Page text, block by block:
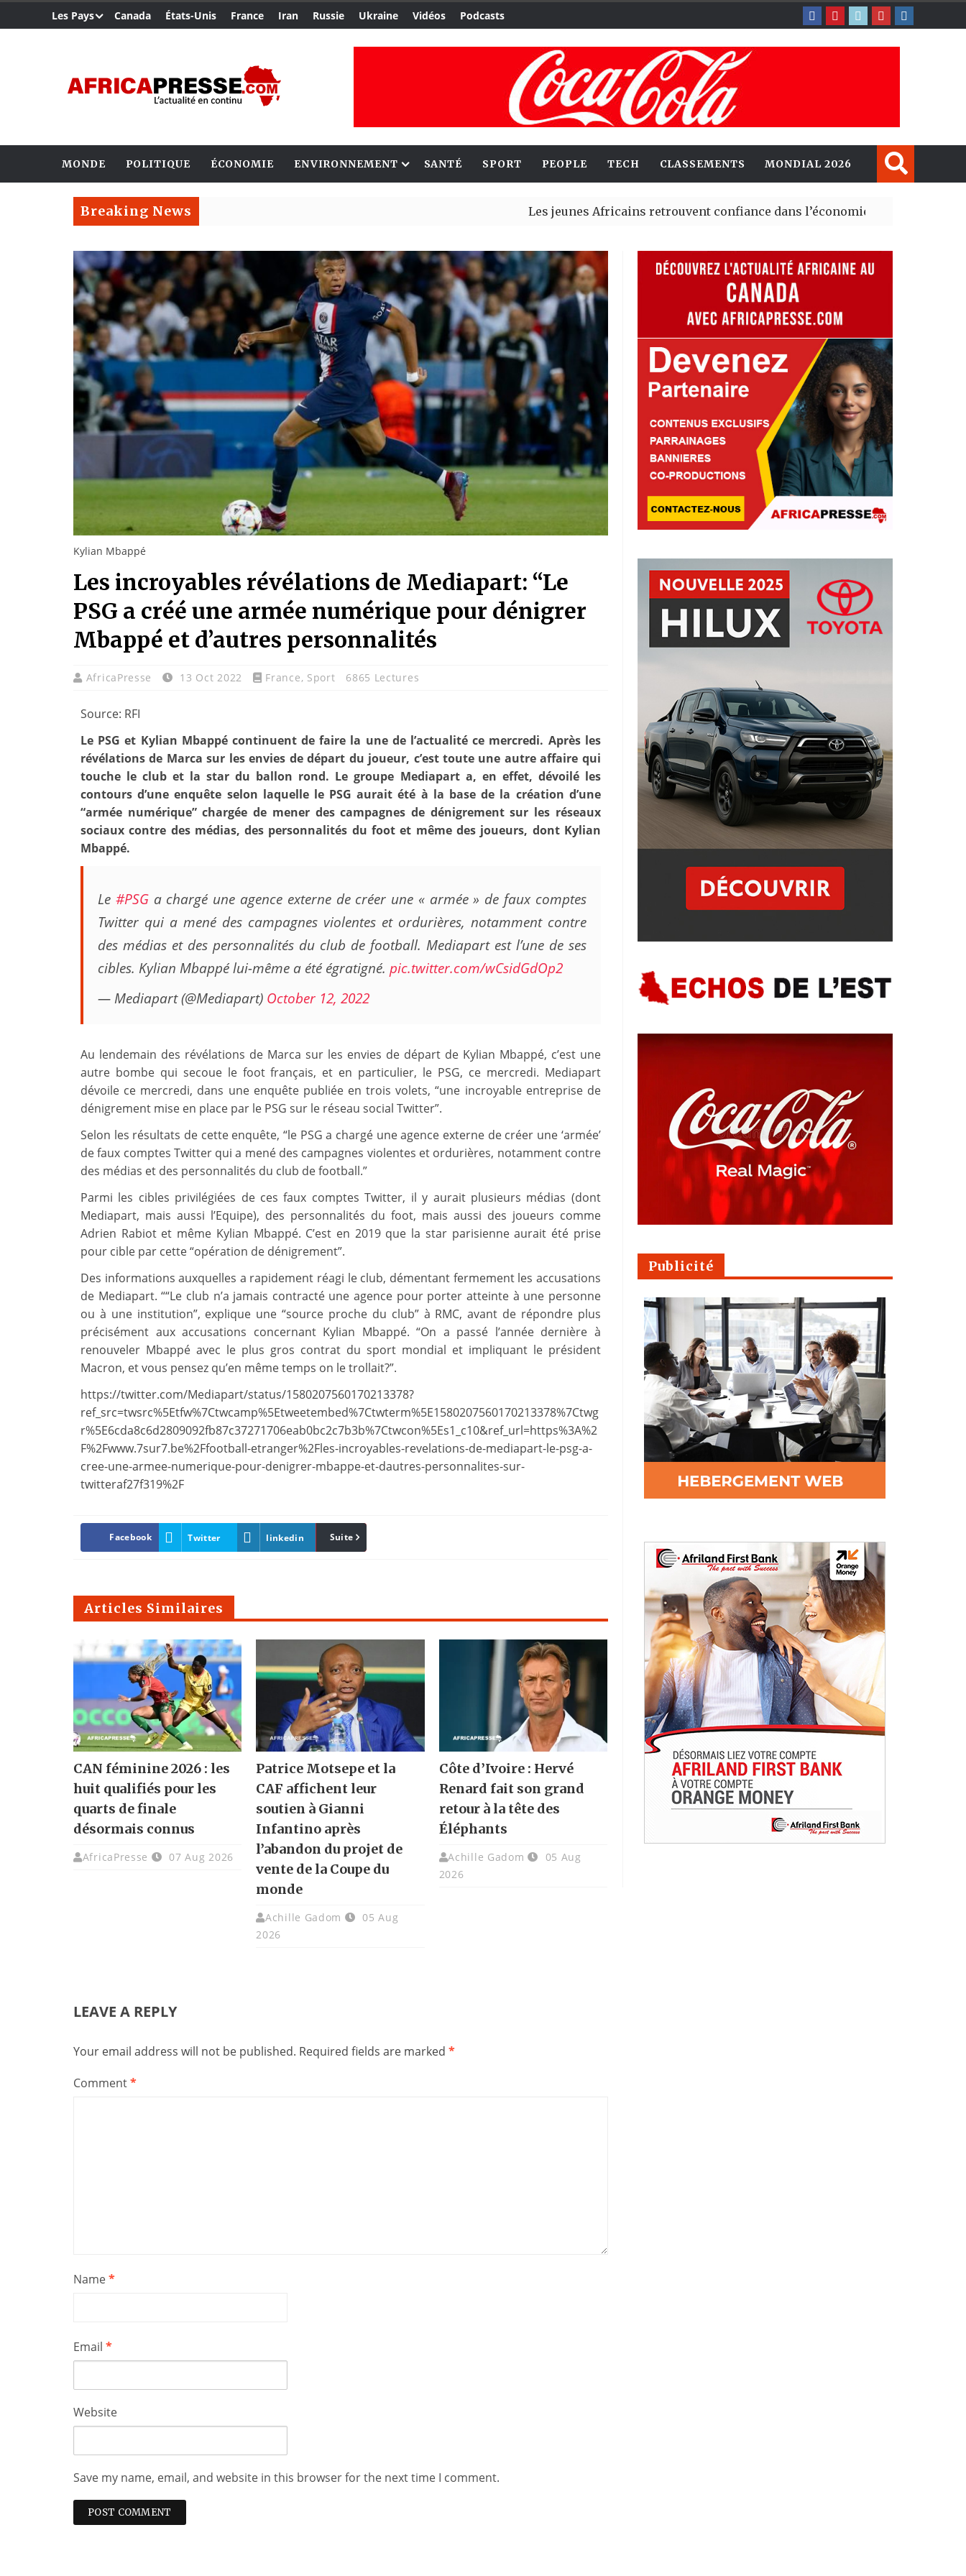
Les Pays Canada États-Unis France Iran Russie Ukraine Vidéos Podcasts
MONDE POLITIQUE ÉCONOMIE ENVIRONNEMENT SANTÉ SPORT PEOPLE TECH CLASSEMENTS MONDIAL 2026
Breaking News Les jeunes Africains retrouvent confiance dans l’économie, mais trois grands
Kylian Mbappé
Les incroyables révélations de Mediapart: “Le
PSG a créé une armée numérique pour dénigrer
Mbappé et d’autres personnalités
AfricaPresse 13 Oct 2022 France, Sport 6865 Lectures
Source: RFI
Le PSG et Kylian Mbappé continuent de faire la une de l’actualité ce mercredi. Après les
révélations de Marca sur les envies de départ du joueur, c’est toute une autre affaire qui
touche le club et la star du ballon rond. Le groupe Mediapart a, en effet, dévoilé les
contours d’une enquête selon laquelle le PSG aurait été à la base de la création d’une
“armée numérique” chargée de mener des campagnes de dénigrement sur les réseaux
sociaux contre des médias, des personnalités du foot et même des joueurs, dont Kylian
Mbappé.
Le #PSGa chargé une agence externe de créer une « armée » de faux comptes
Twitter qui a mené des campagnes violentes et ordurières, notamment contre
des médias et des personnalités du club de football. Mediapart est l’une de ses
cibles. Kylian Mbappé lui-même a été égratigné. pic.twitter.com/wCsidGdOp2
— Mediapart (@Mediapart) October 12, 2022
Au lendemain des révélations de Marca sur les envies de départ de Kylian Mbappé, c’est une
autre bombe qui secoue le foot français, et en particulier, le PSG, ce mercredi. Mediapart
dévoile ce mercredi, dans une enquête publiée en trois volets, “une incroyable entreprise de
dénigrement mise en place par le PSG sur le réseau social Twitter”.
Selon les résultats de cette enquête, “le PSG a chargé une agence externe de créer une ‘armée’
de faux comptes Twitter qui a mené des campagnes violentes et ordurières, notamment contre
des médias et des personnalités du club de football.”
Parmi les cibles privilégiées de ces faux comptes Twitter, il y aurait plusieurs médias (dont
Mediapart, mais aussi l’Equipe), des personnalités du foot, mais aussi des joueurs comme
Adrien Rabiot et même Kylian Mbappé. C’est en 2019 que la star parisienne aurait été prise
pour cible par cette “opération de dénigrement”.
Des informations auxquelles a rapidement réagi le club, démentant fermement les accusations
de Mediapart. ““Le club n’a jamais contracté une agence pour porter atteinte à une personne
ou à une institution”, explique une “source proche du club” à RMC, avant de répondre plus
précisément aux accusations concernant Kylian Mbappé. “On a passé l’année dernière à
renouveler Mbappé avec le plus gros contrat du sport mondial et impliquant le président
Macron, et vous pensez qu’en même temps on le trollait?”.
https://twitter.com/Mediapart/status/1580207560170213378?
ref_src=twsrc%5Etfw%7Ctwcamp%5Etweetembed%7Ctwterm%5E1580207560170213378%7Ctwg
r%5E6cda8c6d2809092fb87c37271706eab0bc2c7b3b%7Ctwcon%5Es1_c10&ref_url=https%3A%2
F%2Fwww.7sur7.be%2Ffootball-etranger%2Fles-incroyables-revelations-de-mediapart-le-psg-a-
cree-une-armee-numerique-pour-denigrer-mbappe-et-dautres-personnalites-sur-
twitteraf27f319%2F
Facebook Twitter linkedin Pinterest
Suite
Articles Similaires
CAN féminine 2026 : les
huit qualifiés pour les
quarts de finale
désormais connus
AfricaPresse 07 Aug 2026
Patrice Motsepe et la
CAF affichent leur
soutien à Gianni
Infantino après
l’abandon du projet de
vente de la Coupe du
monde
Achille Gadom
05 Aug
2026
Côte d’Ivoire : Hervé
Renard fait son grand
retour à la tête des
Éléphants
Achille Gadom
05 Aug
2026
LEAVE A REPLY
Your email address will not be published. Required fields are marked *
Comment*
Name*
Email *
Website
Save my name, email, and website in this browser for the next time I comment.
Publicité